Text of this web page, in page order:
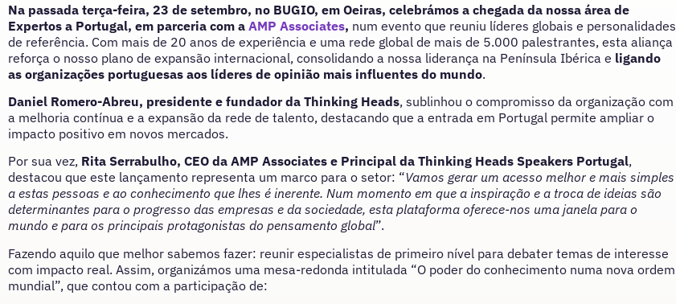
Na passada terça-feira, 23 de setembro, no BUGIO, em Oeiras, celebrámos a chegada da nossa área de
Expertos a Portugal, em parceria com a AMP Associates, num evento que reuniu líderes globais e personalidades
de referência. Com mais de 20 anos de experiência e uma rede global de mais de 5.000 palestrantes, esta aliança
reforça o nosso plano de expansão internacional, consolidando a nossa liderança na Península Ibérica e ligando
as organizações portuguesas aos líderes de opinião mais influentes do mundo.
Daniel Romero-Abreu, presidente e fundador da Thinking Heads, sublinhou o compromisso da organização com
a melhoria contínua e a expansão da rede de talento, destacando que a entrada em Portugal permite ampliar o
impacto positivo em novos mercados.
Por sua vez, Rita Serrabulho, CEO da AMP Associates e Principal da Thinking Heads Speakers Portugal,
destacou que este lançamento representa um marco para o setor: “Vamos gerar um acesso melhor e mais simples
a estas pessoas e ao conhecimento que lhes é inerente. Num momento em que a inspiração e a troca de ideias são
determinantes para o progresso das empresas e da sociedade, esta plataforma oferece-nos uma janela para o
mundo e para os principais protagonistas do pensamento global”.
Fazendo aquilo que melhor sabemos fazer: reunir especialistas de primeiro nível para debater temas de interesse
com impacto real. Assim, organizámos uma mesa-redonda intitulada “O poder do conhecimento numa nova ordem
mundial”, que contou com a participação de: